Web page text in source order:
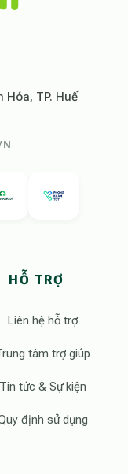
Hóa, TP. Huế
HỖ TRỢ
Liên hệ hỗ trợ
tâm trợ giúp
Tin tức & Sự kiện
định sử dụng